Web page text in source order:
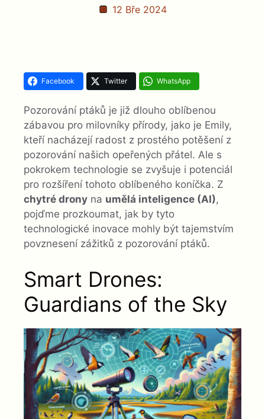
12 Bře 2024
Facebook Twitter WhatsApp
Pozorování ptáků je již dlouho oblíbenou
zábavou pro milovníky přírody, jako je Emily,
kteří nacházejí radost z prostého potěšení z
pozorování našich opeřených přátel. Ale s
pokrokem technologie se zvyšuje i potenciál
pro rozšíření tohoto oblíbeného koníčka. Z
chytré drony na umělá inteligence (AI),
pojďme prozkoumat, jak by tyto
technologické inovace mohly být tajemstvím
povznesení zážitků z pozorování ptáků.
Smart Drones:
Guardians of the Sky